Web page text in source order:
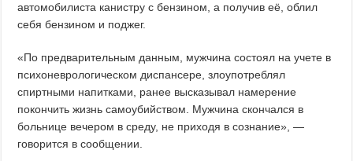
автомобилиста канистру с бензином, а получив её, облил
себя бензином и поджег.
«По предварительным данным, мужчина состоял на учете в
психоневрологическом диспансере, злоупотреблял
спиртными напитками, ранее высказывал намерение
покончить жизнь самоубийством. Мужчина скончался в
больнице вечером в среду, не приходя в сознание», —
говорится в сообщении.